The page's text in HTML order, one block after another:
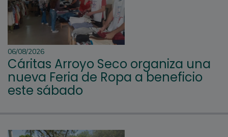
06/08/2026
Cáritas Arroyo Seco organiza una
nueva Feria de Ropa a beneficio
este sábado